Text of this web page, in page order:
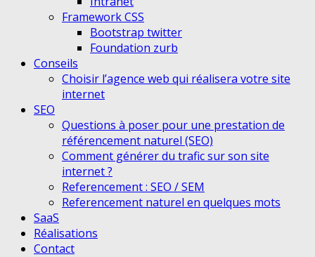
Framework CSS
Bootstrap twitter
Foundation zurb
Conseils
Choisir l’agence web qui réalisera votre site
internet
SEO
Questions à poser pour une prestation de
référencement naturel (SEO)
Comment générer du trafic sur son site
internet ?
Referencement : SEO / SEM
Referencement naturel en quelques mots
SaaS
Réalisations
Contact